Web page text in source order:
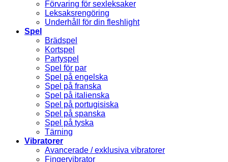
Förvaring för sexleksaker
Leksaksrengöring
Underhåll för din fleshlight
Spel
Brädspel
Kortspel
Partyspel
Spel för par
Spel på engelska
Spel på franska
Spel på italienska
Spel på portugisiska
Spel på spanska
Spel på tyska
Tärning
Vibratorer
Avancerade / exklusiva vibratorer
Fingervibrator